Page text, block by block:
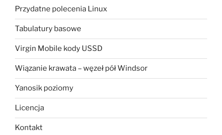
Przydatne polecenia Linux
Tabulatury basowe
Virgin Mobile kody USSD
Wiązanie krawata – węzeł pół Windsor
Yanosik poziomy
Licencja
Kontakt